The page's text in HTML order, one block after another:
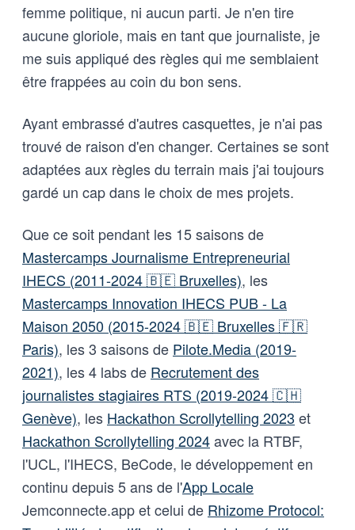
femme politique, ni aucun parti. Je n'en tire
aucune gloriole, mais en tant que journaliste, je
me suis appliqué des règles qui me semblaient
être frappées au coin du bon sens.
Ayant embrassé d'autres casquettes, je n'ai pas
trouvé de raison d'en changer. Certaines se sont
adaptées aux règles du terrain mais j'ai toujours
gardé un cap dans le choix de mes projets.
Que ce soit pendant les 15 saisons de
Mastercamps Journalisme Entrepreneurial
IHECS (2011-2024 🇧🇪 Bruxelles), les
Mastercamps Innovation IHECS PUB - La
Maison 2050 (2015-2024 🇧🇪 Bruxelles 🇫🇷
Paris), les 3 saisons de Pilote.Media (2019-
2021), les 4 labs de Recrutement des
journalistes stagiaires RTS (2019-2024 🇨🇭
Genève), les Hackathon Scrollytelling 2023 et
Hackathon Scrollytelling 2024avec la RTBF,
l'UCL, l'IHECS, BeCode, le développement en
continu depuis 5 ans de l'App Locale
Jemconnecte.app et celui de Rhizome Protocol: